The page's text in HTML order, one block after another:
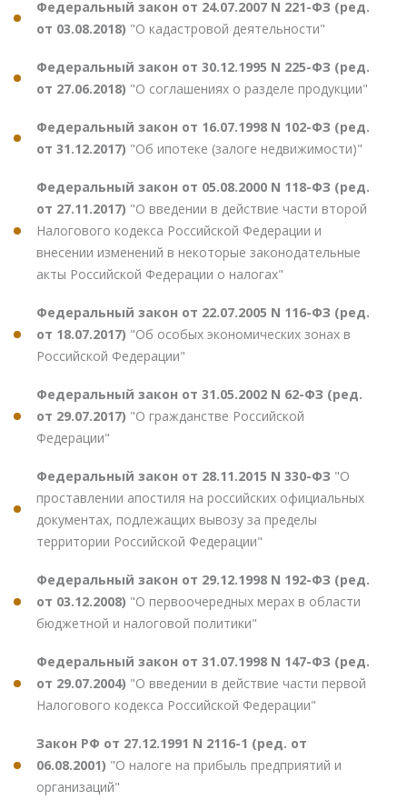
Федеральный закон от 24.07.2007 N 221-ФЗ (ред.
от 03.08.2018) "О кадастровой деятельности"
Федеральный закон от 30.12.1995 N 225-ФЗ (ред.
от 27.06.2018) "О соглашениях о разделе продукции"
Федеральный закон от 16.07.1998 N 102-ФЗ (ред.
от 31.12.2017) "Об ипотеке (залоге недвижимости)"
Федеральный закон от 05.08.2000 N 118-ФЗ (ред.
от 27.11.2017) "О введении в действие части второй
Налогового кодекса Российской Федерации и
внесении изменений в некоторые законодательные
акты Российской Федерации о налогах"
Федеральный закон от 22.07.2005 N 116-ФЗ (ред.
от 18.07.2017) "Об особых экономических зонах в
Российской Федерации"
Федеральный закон от 31.05.2002 N 62-ФЗ (ред.
от 29.07.2017) "О гражданстве Российской
Федерации"
Федеральный закон от 28.11.2015 N 330-ФЗ "О
проставлении апостиля на российских официальных
документах, подлежащих вывозу за пределы
территории Российской Федерации"
Федеральный закон от 29.12.1998 N 192-ФЗ (ред.
от 03.12.2008) "О первоочередных мерах в области
бюджетной и налоговой политики"
Федеральный закон от 31.07.1998 N 147-ФЗ (ред.
от 29.07.2004) "О введении в действие части первой
Налогового кодекса Российской Федерации"
Закон РФ от 27.12.1991 N 2116-1 (ред. от
06.08.2001) "О налоге на прибыль предприятий и
организаций"